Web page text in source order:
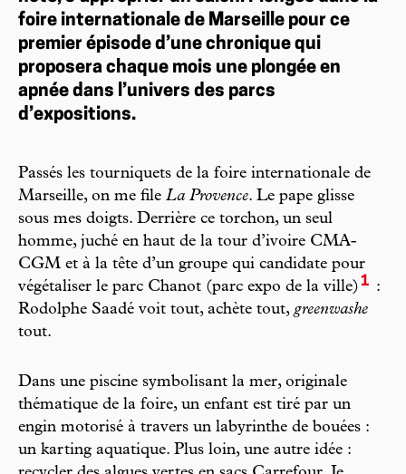
foire internationale de Marseille pour ce
premier épisode d’une chronique qui
proposera chaque mois une plongée en
apnée dans l’univers des parcs
d’expositions.
Passés les tourniquets de la foire internationale de
Marseille, on me file La Provence. Le pape glisse
sous mes doigts. Derrière ce torchon, un seul
homme, juché en haut de la tour d’ivoire CMA-
CGM et à la tête d’un groupe qui candidate pour
végétaliser le parc Chanot (parc expo de la ville)1 :
Rodolphe Saadé voit tout, achète tout, greenwashe
tout.
Dans une piscine symbolisant la mer, originale
thématique de la foire, un enfant est tiré par un
engin motorisé à travers un labyrinthe de bouées :
un karting aquatique. Plus loin, une autre idée :